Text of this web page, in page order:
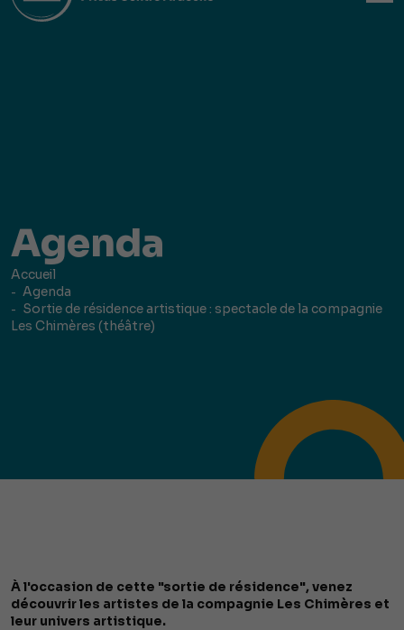
Agenda
Accueil
Agenda
Sortie de résidence artistique : spectacle de la compagnie
Les Chimères (théâtre)
À l'occasion de cette "sortie de résidence", venez
découvrir les artistes de la compagnie Les Chimères et
leur univers artistique.